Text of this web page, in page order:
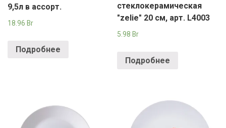
9,5л в ассорт.
18.96 Br
Подробнее
стеклокерамическая
"zelie" 20 см, арт. L4003
5.98 Br
Подробнее